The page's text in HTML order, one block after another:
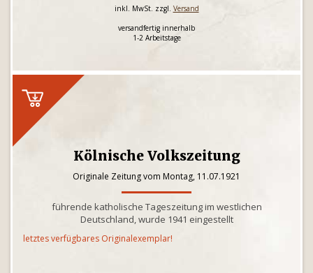
inkl. MwSt. zzgl. Versand
versandfertig innerhalb
1-2 Arbeitstage
Kölnische Volkszeitung
Originale Zeitung vom Montag, 11.07.1921
führende katholische Tageszeitung im westlichen
Deutschland, wurde 1941 eingestellt
letztes verfügbares Originalexemplar!